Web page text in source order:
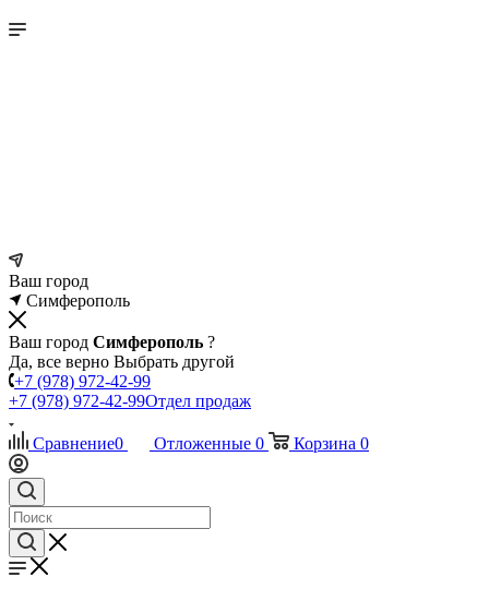
Ваш город
Симферополь
Ваш город Симферополь ?
Да, все верно Выбрать другой
+7 (978) 972-42-99
+7 (978) 972-42-99Отдел продаж
Сравнение0 Отложенные 0 Корзина 0